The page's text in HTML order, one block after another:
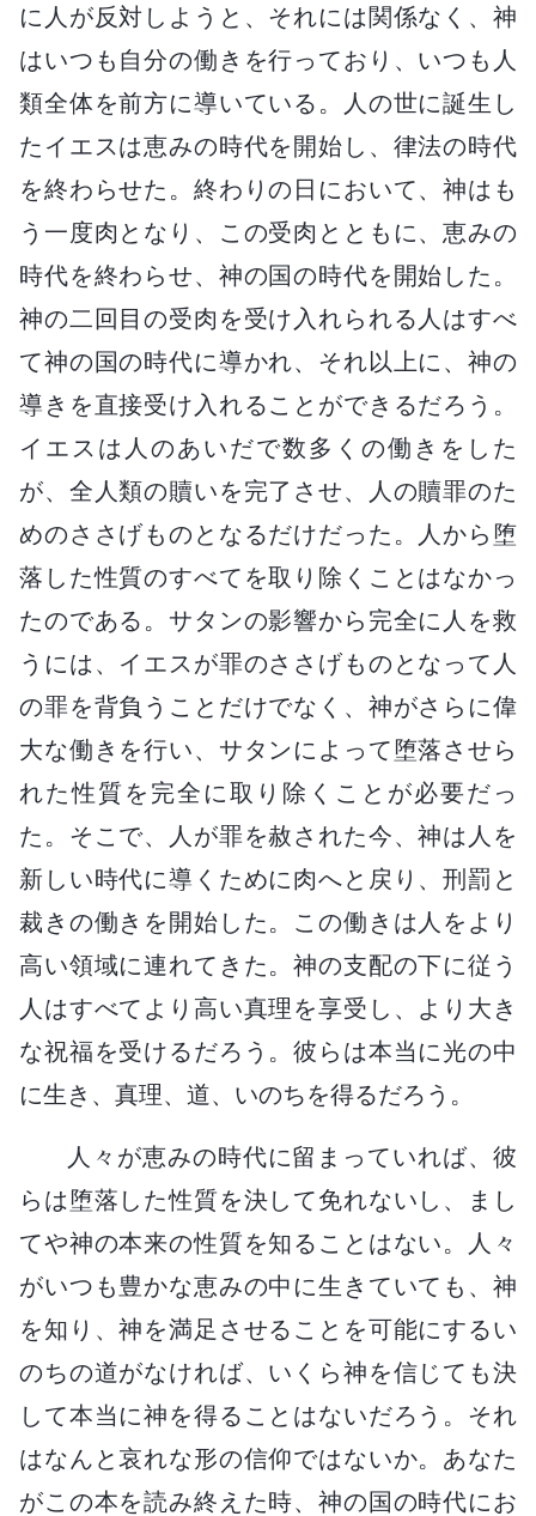
に人が反対しようと、それには関係なく、神
はいつも自分の働きを行っており、いつも人
類全体を前方に導いている。人の世に誕生し
たイエスは恵みの時代を開始し、律法の時代
を終わらせた。終わりの日において、神はも
う一度肉となり、この受肉とともに、恵みの
時代を終わらせ、神の国の時代を開始した。
神の二回目の受肉を受け入れられる人はすべ
て神の国の時代に導かれ、それ以上に、神の
導きを直接受け入れることができるだろう。
イエスは人のあいだで数多くの働きをした
が、全人類の贖いを完了させ、人の贖罪のた
めのささげものとなるだけだった。人から堕
落した性質のすべてを取り除くことはなかっ
たのである。サタンの影響から完全に人を救
うには、イエスが罪のささげものとなって人
の罪を背負うことだけでなく、神がさらに偉
大な働きを行い、サタンによって堕落させら
れた性質を完全に取り除くことが必要だっ
た。そこで、人が罪を赦された今、神は人を
新しい時代に導くために肉へと戻り、刑罰と
裁きの働きを開始した。この働きは人をより
高い領域に連れてきた。神の支配の下に従う
人はすべてより高い真理を享受し、より大き
な祝福を受けるだろう。彼らは本当に光の中
に生き、真理、道、いのちを得るだろう。
人々が恵みの時代に留まっていれば、彼
らは堕落した性質を決して免れないし、まし
てや神の本来の性質を知ることはない。人々
がいつも豊かな恵みの中に生きていても、神
を知り、神を満足させることを可能にするい
のちの道がなければ、いくら神を信じても決
して本当に神を得ることはないだろう。それ
はなんと哀れな形の信仰ではないか。あなた
がこの本を読み終えた時、神の国の時代にお